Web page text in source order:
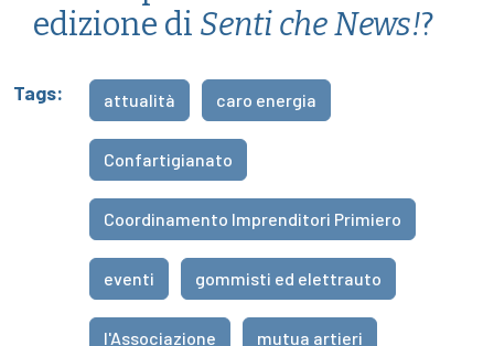
edizione di Senti che News!?
Tags: attualità caro energia
Confartigianato
Coordinamento Imprenditori Primiero
eventi gommisti ed elettrauto
l'Associazione mutua artieri